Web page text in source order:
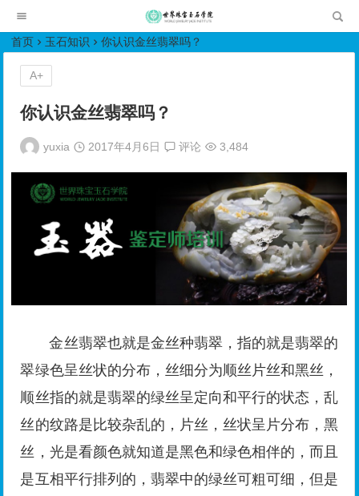
首页 玉石知识 你认识金丝翡翠吗？
你认识金丝翡翠吗？
yuxia 2017年4月6日 评论 3,484
金丝翡翠也就是金丝种翡翠，指的就是翡翠的
翠绿色呈丝状的分布，丝细分为顺丝片丝和黑丝，
顺丝指的就是翡翠的绿丝呈定向和平行的状态，乱
丝的纹路是比较杂乱的，片丝，丝状呈片分布，黑
丝，光是看颜色就知道是黑色和绿色相伴的，而且
是互相平行排列的，翡翠中的绿丝可粗可细，但是
A+